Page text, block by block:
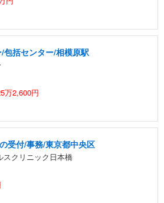
括センター/相模原駅
万2,600円
受付/事務/東京都中央区
スクリニック日本橋